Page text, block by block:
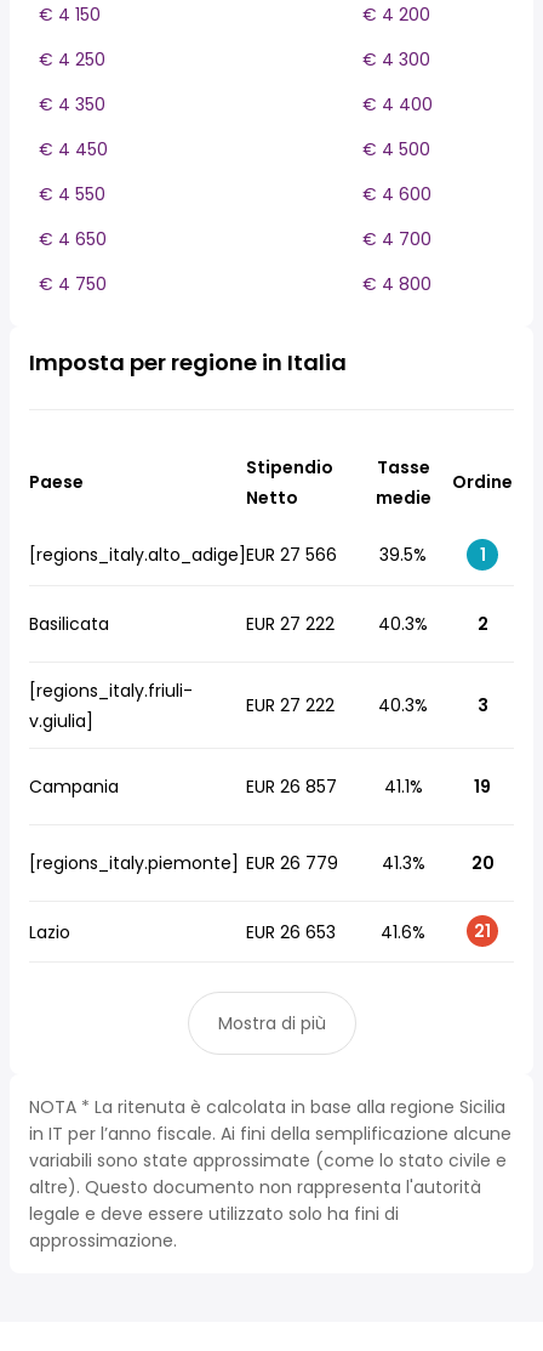
€ 4 150
€ 4 200
€ 4 250
€ 4 300
€ 4 350
€ 4 400
€ 4 450
€ 4 500
€ 4 550
€ 4 600
€ 4 650
€ 4 700
€ 4 750
€ 4 800
Imposta per regione in Italia
Paese
Stipendio
Netto
Tasse
medie
Ordine
[regions_italy.alto_adige]EUR 27 566 39.5% 1
Basilicata EUR 27 222 40.3% 2
[regions_italy.friuli-
v.giulia]
EUR 27 222 40.3% 3
Campania EUR 26 857 41.1% 19
[regions_italy.piemonte] EUR 26 779 41.3% 20
Lazio EUR 26 653 41.6% 21
Mostra di più
NOTA * La ritenuta è calcolata in base alla regione Sicilia
in IT per l’anno fiscale. Ai fini della semplificazione alcune
variabili sono state approssimate (come lo stato civile e
altre). Questo documento non rappresenta l'autorità
legale e deve essere utilizzato solo ha fini di
approssimazione.